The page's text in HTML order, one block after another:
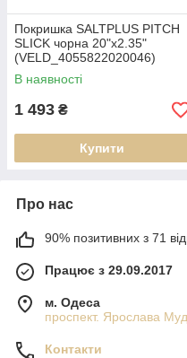
Покришка SALTPLUS PITCH
SLICK чорна 20"x2.35"
(VELD_4055822020046)
В наявності
1 493 ₴
Купити
Про нас
90% позитивних з 71
Працює з 29.09.2017
м. Одеса
проспект. Ярослава
Контакти